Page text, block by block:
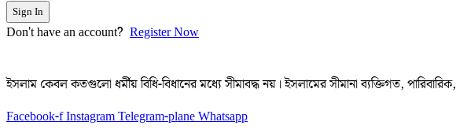
Sign In
Don't have an account? Register Now
ইসলাম কেবল কতগুলো ধর্মীয় বিধি-বিধানের মধ্যে সীমাবদ্ধ নয়। ইসলামের সীমানা ব্যক্তিগত,
Facebook-fInstagramTelegram-planeWhatsapp